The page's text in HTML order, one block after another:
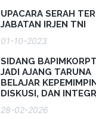
UPACARA SERAH
JABATAN IRJEN TNI
01-10-2023
SIDANG
JADI AJANG TARUNA
BELAJAR
DISKUSI, DAN
28-02-2026